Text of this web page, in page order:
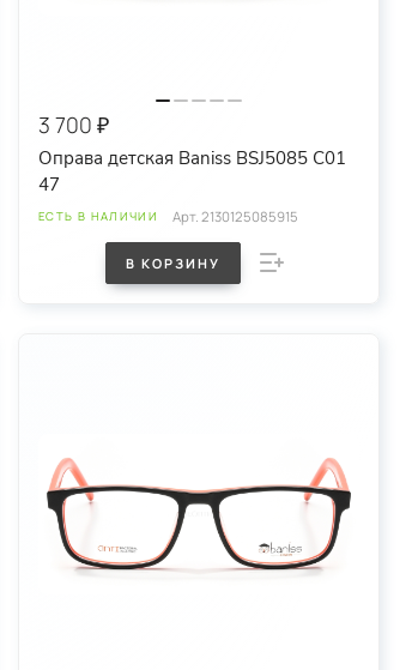
3 700 ₽
Оправа детская Baniss BSJ5085 C01
47
ЕСТЬ В НАЛИЧИИ Арт.2130125085915
В КОРЗИНУ